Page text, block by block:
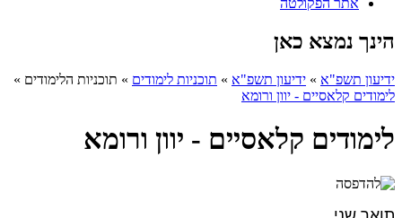
אתר הפקולטה
הינך נמצא כאן
ידיעון תשפ"א » ידיעון תשפ"א » תוכניות לימודים » תוכניות הלימודים »
לימודים קלאסיים - יוון ורומא
לימודים קלאסיים - יוון ורומא